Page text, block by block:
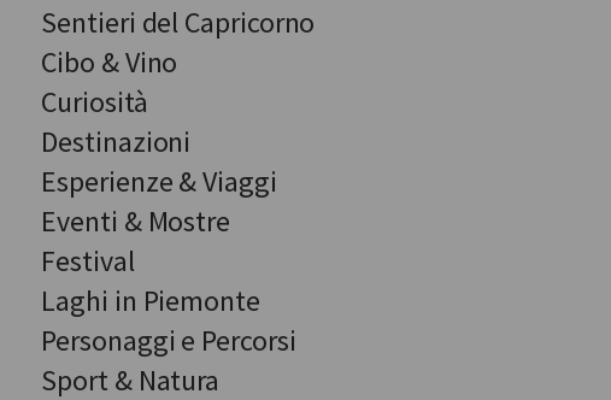
Sentieri del Capricorno
Cibo & Vino
Curiosità
Destinazioni
Esperienze & Viaggi
Eventi & Mostre
Festival
Laghi in Piemonte
Personaggi e Percorsi
Sport & Natura